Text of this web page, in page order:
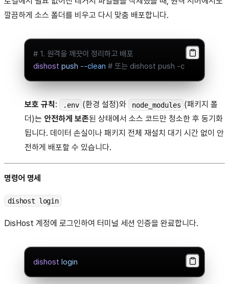
깔끔하게 소스 폴더를 비우고 다시 맞춤 배포합니다.
# 1. 원격을 깨끗이 정리하고 배포
dishost push --clean # 또는 dishost push -c
보호 규칙: .env (환경 설정)와 node_modules (패키지 폴
더)는 안전하게 보존된 상태에서 소스 코드만 청소한 후 동기화
됩니다. 데이터 손실이나 패키지 전체 재설치 대기 시간 없이 안
전하게 배포할 수 있습니다.
명령어 명세
dishost login
DisHost 계정에 로그인하여 터미널 세션 인증을 완료합니다.
dishost login